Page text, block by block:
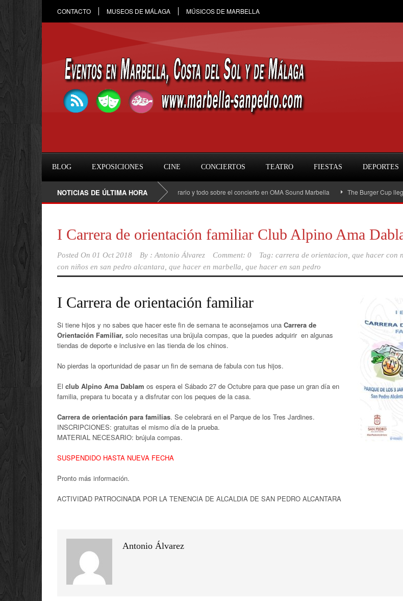
CONTACTO MUSEOS DE MÁLAGA MÚSICOS DE MARBELLA
BLOG EXPOSICIONES CINE CONCIERTOS TEATRO FIESTAS DEPORTES
NOTICIAS DE ÚLTIMA HORA
Raule en Marbella 2026: fecha, entradas, horario y todo sobre el concierto en OMA Sound Marbella The Burger Cup llega a
I Carrera de orientación familiar Club Alpino Ama
Posted On 01 Oct 2018 By : Antonio Álvarez Comment: 0 Tag: carrera de orientacion que hacer con
con niños en san pedro alcantara que hacer en marbella que hacer en san pedro
I Carrera de orientación familiar
Si tiene hijos y no sabes que hacer este fin de semana te aconsejamos una Carrera de
Orientación Familiar, solo necesitas una brújula compas, que la puedes adquirir en algunas
tiendas de deporte e inclusive en las tienda de los chinos.
No pierdas la oportunidad de pasar un fin de semana de fabula con tus hijos.
El club Alpino Ama Dablam os espera el Sábado 27 de Octubre para que pase un gran día en
familia, prepara tu bocata y a disfrutar con los peques de la casa.
Carrera de orientación para familias. Se celebrará en el Parque de los Tres Jardines.
INSCRIPCIONES: gratuitas el mismo día de la prueba.
MATERIAL NECESARIO: brújula compas.
SUSPENDIDO HASTA NUEVA FECHA
Pronto más información.
ACTIVIDAD PATROCINADA POR LA TENENCIA DE ALCALDIA DE SAN PEDRO ALCANTARA
Antonio Álvarez